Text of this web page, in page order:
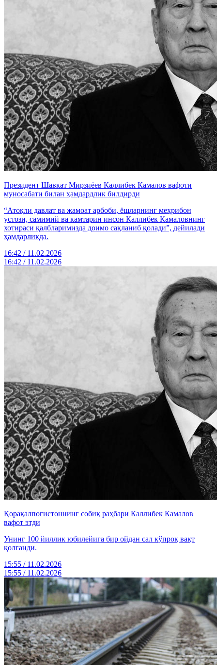
Президент Шавкат Мирзиёев Каллибек Камалов вафоти
муносабати билан ҳамдардлик билдирди
“Атоқли давлат ва жамоат арбоби, ёшларнинг меҳрибон
устози, самимий ва камтарин инсон Каллибек Камаловнинг
хотираси қалбларимизда доимо сақланиб қолади”, дейилади
ҳамдарликда.
16:42 / 11.02.2026
16:42 / 11.02.2026
Қорақалпоғистоннинг собиқ раҳбари Каллибек Камалов
вафот этди
Унинг 100 йиллик юбилейига бир ойдан сал кўпроқ вақт
қолганди.
15:55 / 11.02.2026
15:55 / 11.02.2026